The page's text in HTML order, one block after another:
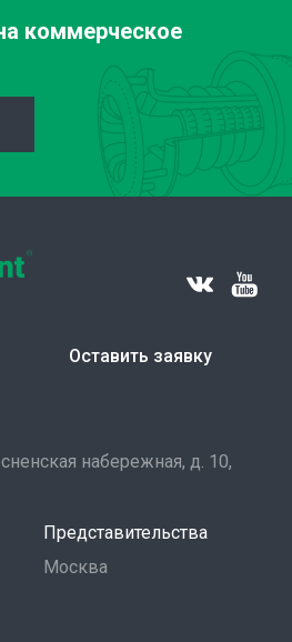
коммерческое
Оставить заявку
набережная, д. 10,
Представительства
Москва